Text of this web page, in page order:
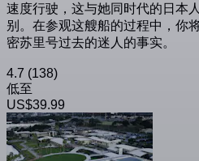
速度行驶，这与她同时代的日本
别。在参观这艘船的过程中，你
密苏里号过去的迷人的事实。
4.7 (138)
低至
US$39.99